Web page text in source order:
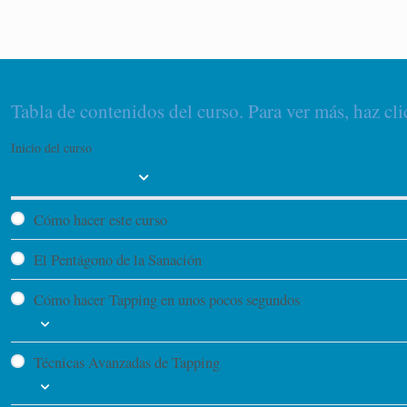
Tabla de contenidos del curso. Para ver más, haz
Inicio del curso
Cómo hacer este curso
El Pentágono de la Sanación
Cómo hacer Tapping en unos pocos segundos
Repaso rápido de la Técnica Completa de Tapping
Técnicas Avanzadas de Tapping